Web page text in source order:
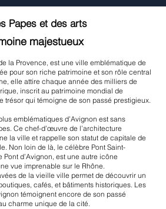
Papes et des arts
majestueux
la Provence, est une ville emblématique de
pour son riche patrimoine et son rôle central
elle attire chaque année des milliers de
inscrit au patrimoine mondial de
trésor qui témoigne de son passé prestigieux.
emblématiques d’Avignon est sans
Ce chef-d’œuvre de l’architecture
la ville et rappelle son statut de capitale de
Non loin de là, le célèbre Pont Saint-
d’Avignon, est une autre icône
vue imprenable sur le Rhône.
de la vieille ville permet de découvrir un
cafés, et bâtiments historiques. Les
témoignent encore de son passé
charme unique de la cité.